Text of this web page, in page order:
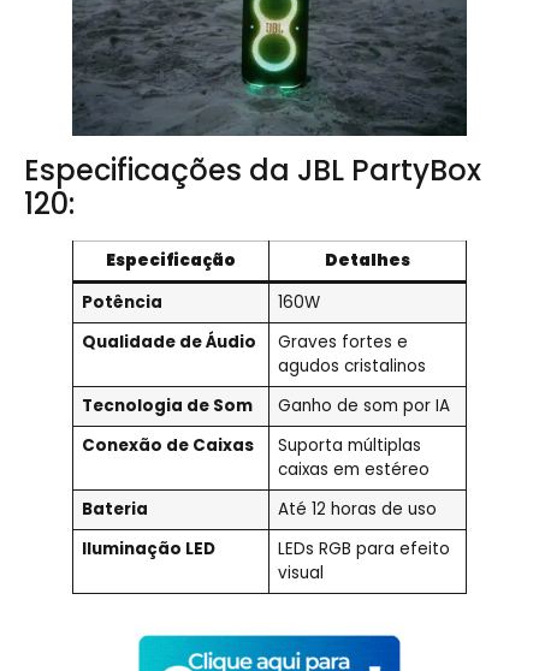
Especificações da JBL PartyBox
120:
Especificação
Detalhes
Potência
160W
Qualidade de Áudio
Graves fortes e
agudos cristalinos
Tecnologia de Som
Ganho de som por IA
Conexão de Caixas
Suporta múltiplas
caixas em estéreo
Bateria
Até 12 horas de uso
Iluminação LED
LEDs RGB para efeito
visual